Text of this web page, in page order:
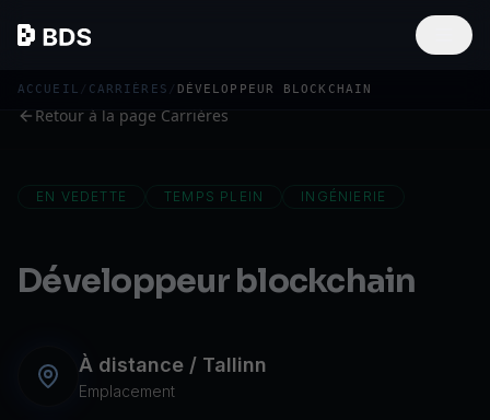
ACCUEIL / CARRIÈRES / DÉVELOPPEUR BLOCKCHAIN
Retour à la page Carrières
EN VEDETTE TEMPS PLEIN INGÉNIERIE
Développeur blockchain
À distance / Tallinn
Emplacement